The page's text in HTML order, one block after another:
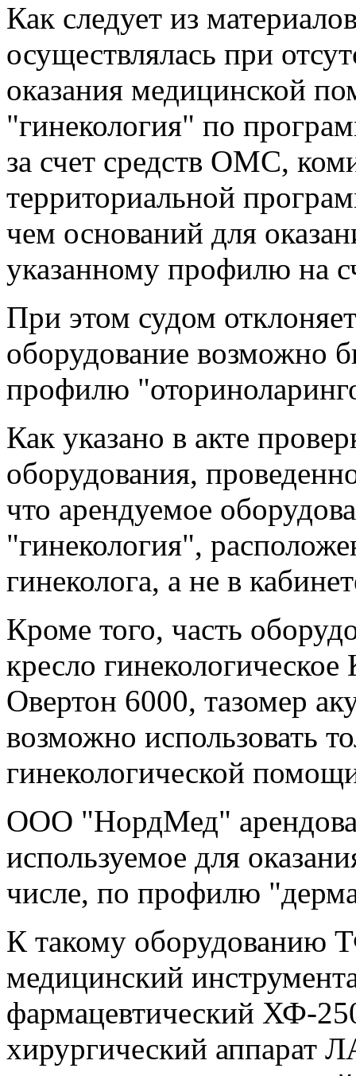
Как следует из
осуществлялась при
оказания медицинской
"гинекология" по
за счет средств ОМС,
территориальной
чем оснований для
указанному профилю на
При этом судом
оборудование возможно
профилю
Как указано в акте
оборудования,
что арендуемое
"гинекология",
гинеколога, а не в
Кроме того, часть
кресло
Овертон 6000, тазомер
возможно использовать
гинекологической
ООО "НордМед"
используемое для
числе, по профилю
К такому оборудованию
медицинский
фармацевтический ХФ-
хирургический